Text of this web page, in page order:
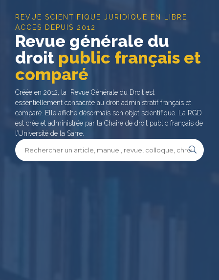
REVUE SCIENTIFIQUE JURIDIQUE EN LIBRE
ACCES DEPUIS 2012
Revue générale du
droit public français et
comparé
Créée en 2012, la Revue Générale du Droit est
essentiellement consacrée au droit administratif français et
comparé. Elle affiche désormais son objet scientifique. La RGD
est crée et administrée par la Chaire de droit public français de
l’Université de la Sarre.